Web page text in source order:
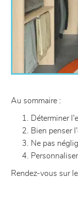
Au sommaire :
Déterminer
Bien penser
Ne pas
Rendez-vous sur